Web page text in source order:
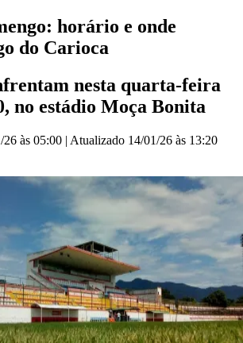
horário e onde
do Carioca
nesta quarta-feira
no estádio Moça Bonita
26 às 05:00 | Atualizado 14/01/26 às 13:20